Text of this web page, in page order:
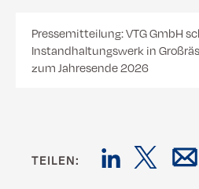
Pressemitteilung: VTG GmbH
Instandhaltungswerk in
zum Jahresende 2026
TEILEN: